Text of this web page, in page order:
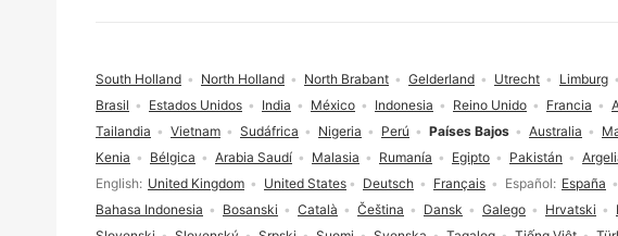
Selección de idioma
English United Kingdom United States Deutsch Français Español España
Bahasa Indonesia
Bosanski Català Čeština Dansk Galego Hrvatski
Brasil Estados Unidos India México Indonesia Reino Unido Francia
Tailandia
Vietnam Sudáfrica Nigeria Perú Países Bajos Australia
Kenia
Bélgica Arabia Saudí Malasia Rumanía Egipto Pakistán
South Holland North Holland North Brabant Gelderland Utrecht Limburg